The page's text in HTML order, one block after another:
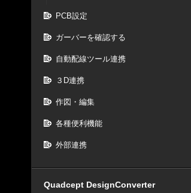
PCB設定
ガーバーを確認する
自動配線ツール連携
３D連携
作図・編集
各種便利機能
外部連携
Quadcept DesignConverter